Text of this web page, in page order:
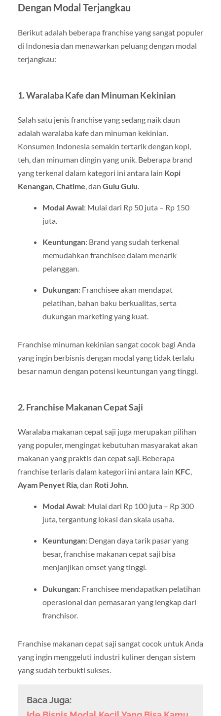
Dengan Modal Terjangkau
Berikut adalah beberapa franchise yang sangat populer
di Indonesia dan menawarkan peluang dengan modal
terjangkau:
1.Waralaba Kafe dan Minuman Kekinian
Salah satu jenis franchise yang sedang naik daun
adalah waralaba kafe dan minuman kekinian.
Konsumen Indonesia semakin tertarik dengan kopi,
teh, dan minuman dingin yang unik. Beberapa brand
yang terkenal dalam kategori ini antara lain Kopi
Kenangan, Chatime , dan Gulu Gulu
Modal Awal: Mulai dari Rp 50 juta – Rp 150
juta.
Keuntungan: Brand yang sudah terkenal
memudahkan franchisee dalam menarik
pelanggan.
Dukungan: Franchisee akan mendapat
pelatihan, bahan baku berkualitas, serta
dukungan marketing yang kuat.
Franchise minuman kekinian sangat cocok bagi Anda
yang ingin berbisnis dengan modal yang tidak terlalu
besar namun dengan potensi keuntungan yang tinggi.
2.Franchise Makanan Cepat Saji
Waralaba makanan cepat saji juga merupakan pilihan
yang populer, mengingat kebutuhan masyarakat akan
makanan yang praktis dan cepat saji. Beberapa
franchise terlaris dalam kategori ini antara lain KFC,
Ayam Penyet Ria, dan Roti John.
Modal Awal: Mulai dari Rp 100 juta – Rp 300
juta, tergantung lokasi dan skala usaha.
Keuntungan: Dengan daya tarik pasar yang
besar, franchise makanan cepat saji bisa
menjanjikan omset yang tinggi.
Dukungan: Franchisee mendapatkan pelatihan
operasional dan pemasaran yang lengkap dari
franchisor.
Franchise makanan cepat saji sangat cocok untuk Anda
yang ingin menggeluti industri kuliner dengan sistem
yang sudah terbukti sukses.
Baca Juga: